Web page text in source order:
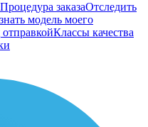
Процедура заказаОтследить
модель моего
Классы качества